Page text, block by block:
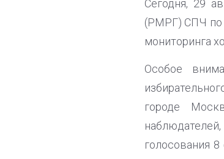
Сегодня, 29
(РМРГ) СПЧ по
мониторинга
Особое
городе
голосования